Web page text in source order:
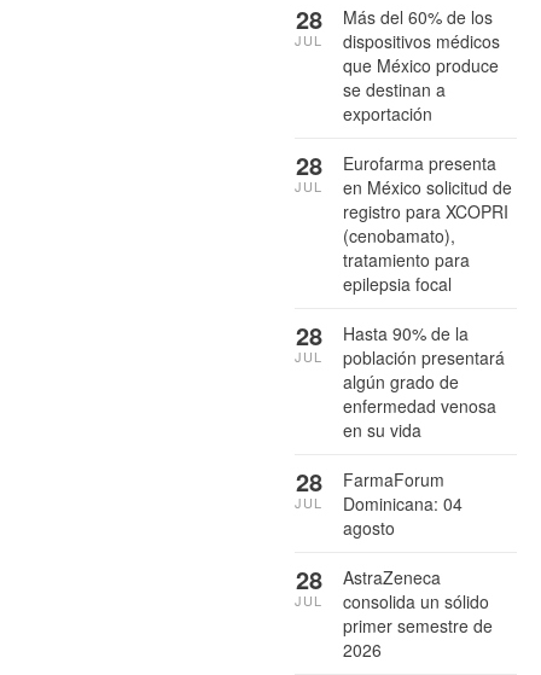
Más del 60% de los
dispositivos médicos
que México produce
se destinan a
exportación
28
JUL
Eurofarma presenta
en México solicitud de
registro para XCOPRI
(cenobamato),
tratamiento para
epilepsia focal
28
JUL
Hasta 90% de la
población presentará
algún grado de
enfermedad venosa
en su vida
28
JUL
FarmaForum
Dominicana: 04
agosto
28
JUL
AstraZeneca
consolida un sólido
primer semestre de
2026
28
JUL